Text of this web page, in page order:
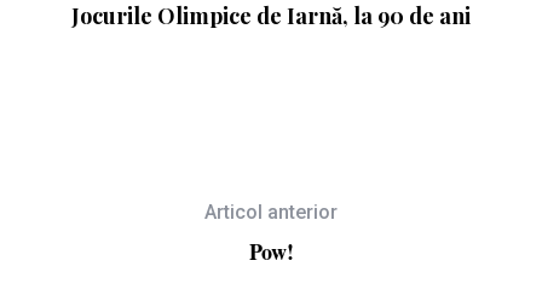
Jocurile Olimpice de Iarnă, la 90 de ani
Articol anterior
Pow!